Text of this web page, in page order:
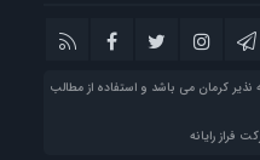
کرمان می باشد و استفاده از مطالب
فراز رایانه